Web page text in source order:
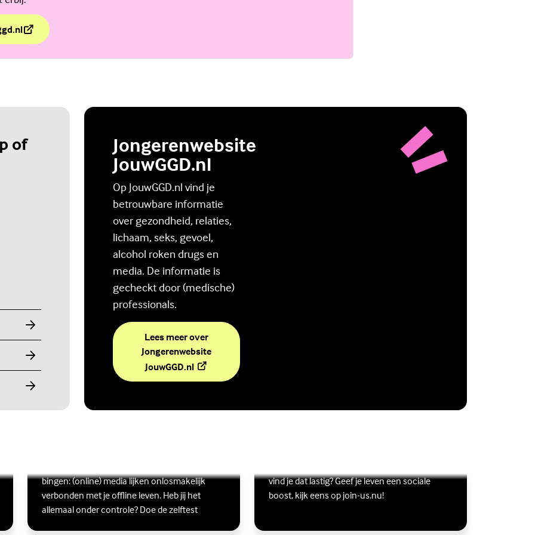
dit over jou gaat?
of
Jongerenwebsite
JouwGGD.nl
Op JouwGGD.nl vind je
betrouwbare informatie
over gezondheid, relaties,
lichaam, seks, gevoel,
alcohol roken drugs en
media. De informatie is
gecheckt door (medische)
professionals.
Lees meer over
Jongerenwebsite
JouwGGD.nl(Externe link)
bingen: (online) media lijken onlosmakelijk
verbonden met je offline leven. Heb jij het
allemaal onder controle? Doe de zelftest
Lees meer over Ben jij digitaal in balans?
(Externe link)
vind je dat lastig? Geef je leven een sociale
boost, kijk eens op join-us.nu!
Lees meer over Vriendschap
(Externe link)